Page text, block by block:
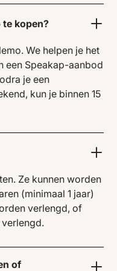
te kopen?
We helpen je het
een Speakap-aanbod
je een
kun je binnen 15
Ze kunnen worden
(minimaal 1 jaar)
verlengd, of
of